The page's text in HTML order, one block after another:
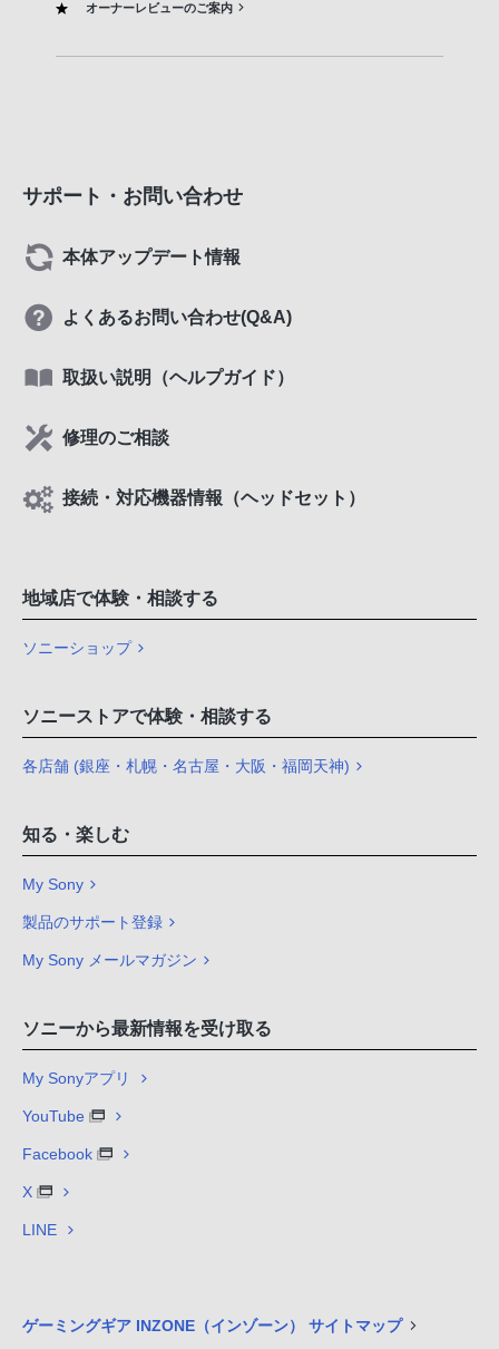
オーナーレビューのご案内
サポート・お問い合わせ
本体アップデート情報
よくあるお問い合わせ(Q&A)
取扱い説明（ヘルプガイド）
修理のご相談
接続・対応機器情報（ヘッドセット）
地域店で体験・相談する
ソニーショップ
ソニーストアで体験・相談する
各店舗 (銀座・札幌・名古屋・大阪・福岡天神)
知る・楽しむ
My Sony
製品のサポート登録
My Sony メールマガジン
ソニーから最新情報を受け取る
My Sonyアプリ
YouTube
Facebook
X
LINE
ゲーミングギア INZONE（インゾーン） サイトマップ